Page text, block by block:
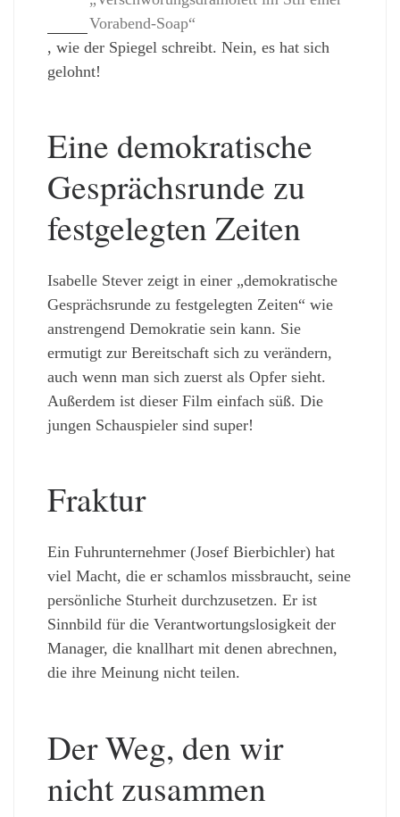
Vorabend-Soap“
, wie der Spiegel schreibt. Nein, es hat sich
gelohnt!
Eine demokratische
Gesprächsrunde zu
festgelegten Zeiten
Isabelle Stever zeigt in einer „demokratische
Gesprächsrunde zu festgelegten Zeiten“ wie
anstrengend Demokratie sein kann. Sie
ermutigt zur Bereitschaft sich zu verändern,
auch wenn man sich zuerst als Opfer sieht.
Außerdem ist dieser Film einfach süß. Die
jungen Schauspieler sind super!
Fraktur
Ein Fuhrunternehmer (Josef Bierbichler) hat
viel Macht, die er schamlos missbraucht, seine
persönliche Sturheit durchzusetzen. Er ist
Sinnbild für die Verantwortungslosigkeit der
Manager, die knallhart mit denen abrechnen,
die ihre Meinung nicht teilen.
Der Weg, den wir
nicht zusammen